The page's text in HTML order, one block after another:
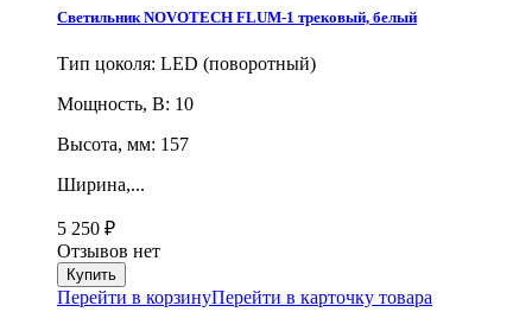
Светильник NOVOTECH FLUM-1 трековый, белый
Тип цоколя: LED (поворотный)
Мощность, В: 10
Высота, мм: 157
Ширина,...
5 250 ₽
Отзывов нет
Перейти в корзинуПерейти в карточку товара